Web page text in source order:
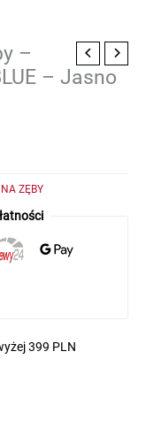
–
– Jasno
ZĘBY
399 PLN